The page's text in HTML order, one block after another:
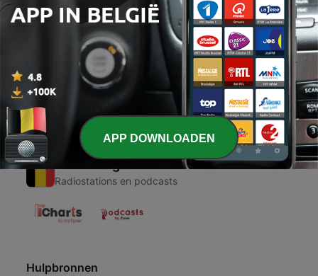
Afleveringen
هي مالها مش حلوة زيك؟
12 feb. 2021
Radiostations en podcasts
Hulpbronnen
APP DOWNLOADEN